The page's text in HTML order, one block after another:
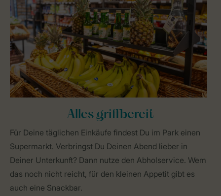
Alles griffbereit
Für Deine täglichen Einkäufe findest Du im Park einen
Supermarkt. Verbringst Du Deinen Abend lieber in
Deiner Unterkunft? Dann nutze den Abholservice. Wem
das noch nicht reicht, für den kleinen Appetit gibt es
auch eine Snackbar.